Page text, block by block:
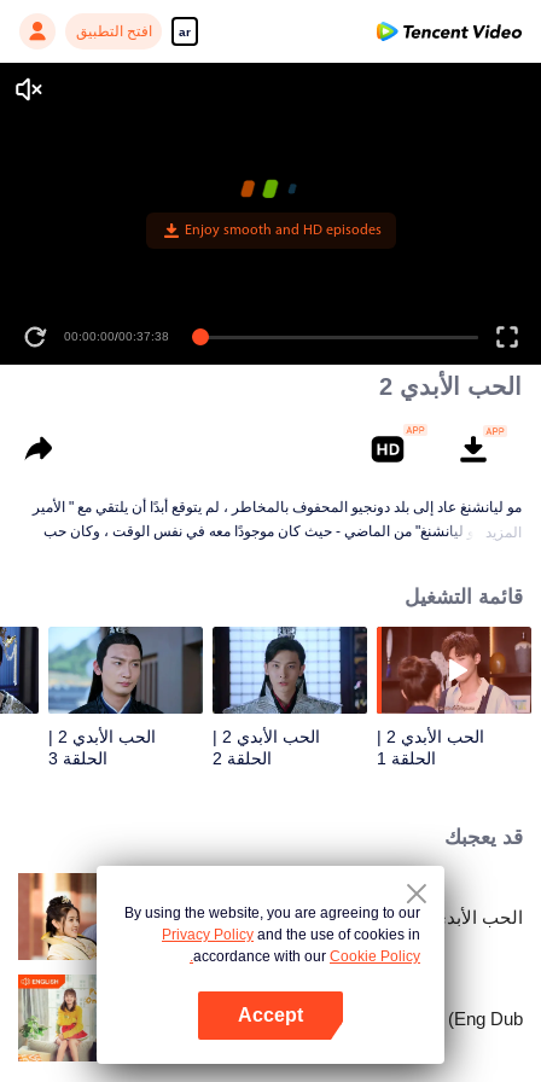
ar افتح التطبيق
Enjoy smooth and HD episodes
00:00:00/00:37:38
الحب الأبدي 2
مو ليانشنغ عاد إلى بلد دونجيو المحفوف بالمخاطر ، لم يتوقع أبدًا أن يلتقي مع " الأمير
الثامن مو ليانشنغ" من الماضي - حيث كان موجودًا معه في نفس الوقت ، وكان حب
فقدان الذاكرة ، لكن الأزمات العديدة جعلت الاثنين يسيران على جليد رقيق ، وتوشك
معركة دفاع على وشك البدء!
المزيد
قائمة التشغيل
الحب الأبدي 2 |
الحلقة 1
الحب الأبدي 2 |
الحلقة 2
الحب الأبدي 2 |
الحلقة 3
قد يعجبك
الحب الأبدي
Put Your Head On My Shoulder (Eng Dub)
By using the website, you are agreeing to our
Privacy Policy and the use of cookies in
accordance with our Cookie Policy.
Accept